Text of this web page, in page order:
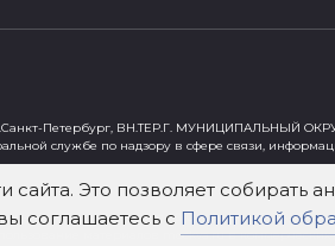
Петербург, ВН.ТЕР.Г. МУНИЦИПАЛЬНЫЙ
службе по надзору в сфере связи,
от 29 декабря 2010 года № 436-ФЗ «О
материалов mockva.ru в коммерческих
Это позволяет
соглашаетесь с Политикой